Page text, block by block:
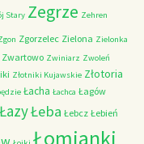
Stary Zegrze Zehren
Zgorzelec Zielona Zielonka
Zwartowo Zwiniarz Zwoleń
Złotniki Kujawskie Złotoria
Łacha Łachca Łagów
ŁazyŁeba Łebcz Łebień
Łomianki